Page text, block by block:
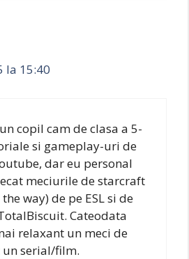
la 15:40
copil cam de clasa a 5-
si gameplay-uri de
dar eu personal
meciurile de starcraft
way) de pe ESL si de
Cateodata
relaxant un meci de
serial/film.